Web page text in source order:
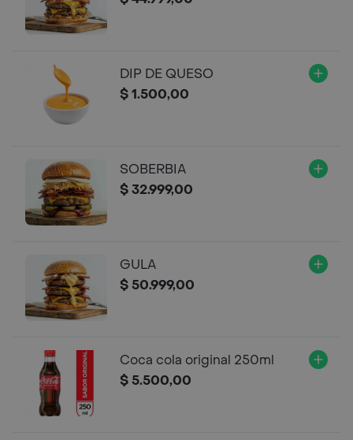
DIP DE QUESO
$ 1.500,00
SOBERBIA
$ 32.999,00
GULA
$ 50.999,00
Coca cola original 250ml
$ 5.500,00